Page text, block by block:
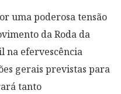
uma poderosa tensão
da Roda da
na efervescência
gerais previstas para
tanto